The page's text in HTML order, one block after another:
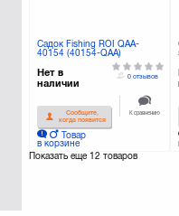
Садок Fishing ROI QAA-
40154 (40154-QAA)
Нет в
наличии
Сообщите,
когда появится
Товар
в корзине
0 отзывов
К сравнению
Показать еще12 товаров